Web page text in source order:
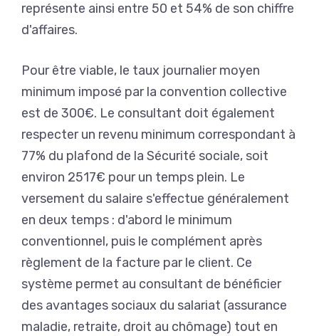
représente ainsi entre 50 et 54% de son chiffre
d'affaires.
Pour être viable, le taux journalier moyen
minimum imposé par la convention collective
est de 300€. Le consultant doit également
respecter un revenu minimum correspondant à
77% du plafond de la Sécurité sociale, soit
environ 2517€ pour un temps plein. Le
versement du salaire s'effectue généralement
en deux temps : d'abord le minimum
conventionnel, puis le complément après
règlement de la facture par le client. Ce
système permet au consultant de bénéficier
des avantages sociaux du salariat (assurance
maladie, retraite, droit au chômage) tout en